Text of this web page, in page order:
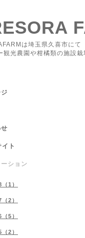
は埼玉県久喜市にて
観光農園や柑橘類の施設栽
ジ
ト
ション
1）
2）
5）
2）